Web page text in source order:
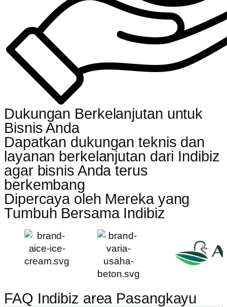
Dukungan Berkelanjutan untuk
Bisnis Anda
Dapatkan dukungan teknis dan
layanan berkelanjutan dari Indibiz
agar bisnis Anda terus
berkembang
Dipercaya oleh Mereka yang
Tumbuh Bersama Indibiz
FAQ Indibiz area Pasangkayu